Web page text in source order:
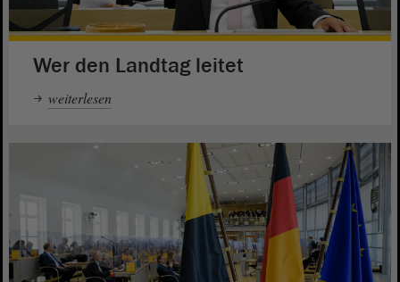
Wer den Landtag leitet
weiterlesen